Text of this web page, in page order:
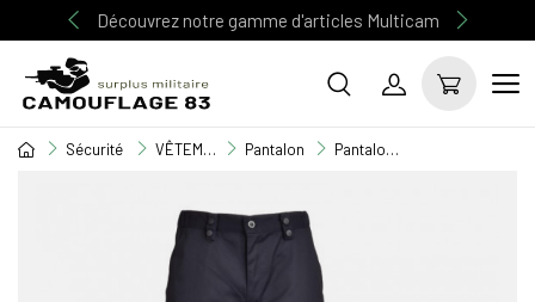
Découvrez notre gamme d'articles Multicam
Sécurité VÊTEMENT SECURITE Pantalon Pantalon action Bleu mat